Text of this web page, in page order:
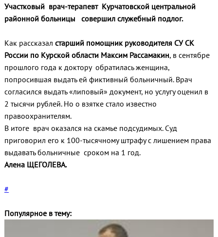
Участковый врач-терапевт Курчатовской центральной
районной больницы совершил служебный подлог.
Как рассказал старший помощник руководителя СУ СК
России по Курской области Максим Рассамакин, в сентябре
прошлого года к доктору обратилась женщина,
попросившая выдать ей фиктивный больничный. Врач
согласился выдать «липовый» документ, но услугу оценил в
2 тысячи рублей. Но о взятке стало известно
правоохранителям.
В итоге врач оказался на скамье подсудимых. Суд
приговорил его к 100-тысячному штрафу с лишением права
выдавать больничные сроком на 1 год.
Алена ЩЕГОЛЕВА.
#
Популярное в тему: